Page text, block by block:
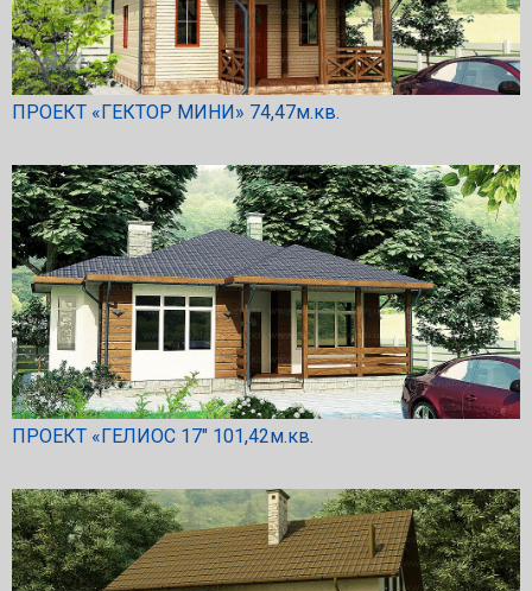
ПРОЕКТ «ГЕКТОР МИНИ» 74,47м.кв.
ПРОЕКТ «ГЕЛИОС 17″ 101,42м.кв.